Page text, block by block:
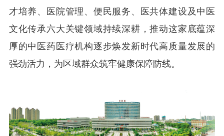
才培养、医院管理、便民服务、医共体建设及中医
文化传承六大关键领域持续深耕，推动这家底蕴深
厚的中医药医疗机构逐步焕发新时代高质量发展的
强劲活力，为区域群众筑牢健康保障防线。